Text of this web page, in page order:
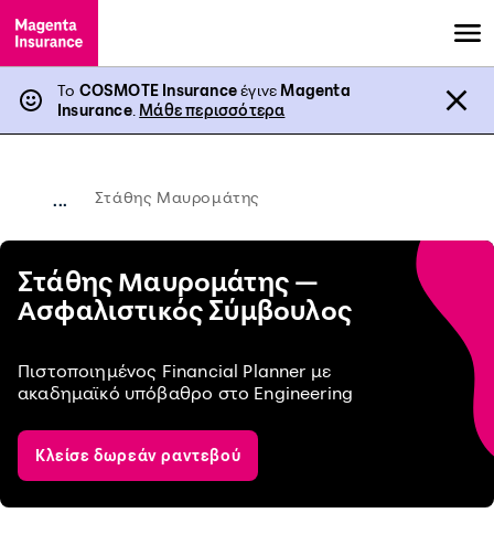
Το COSMOTE InsuranceέγινεMagenta
Insurance. Μάθε περισσότερα
... Στάθης Μαυρομάτης
Στάθης Μαυρομάτης —
Ασφαλιστικός Σύμβουλος
Πιστοποιημένος Financial Planner με
ακαδημαϊκό υπόβαθρο στο Engineering
Κλείσε δωρεάν ραντεβού